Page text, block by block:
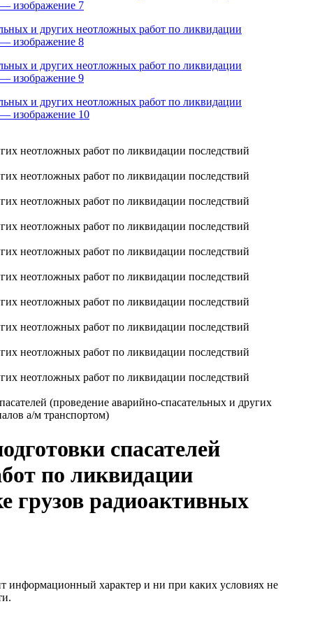
(проведение аварийно-спасательных и других
а/м транспортом)
спасателей
по ликвидации
грузов радиоактивных
информационный характер и ни при каких условиях не